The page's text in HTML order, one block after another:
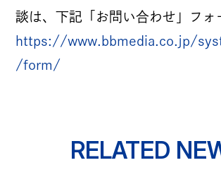
パートナー募集
CONTACT
お仕事のご依頼・ご相談
倫理憲章
談は、下記「お問い合わせ」フォ
https://www.bbmedia.co.jp/
/form/
RELATED